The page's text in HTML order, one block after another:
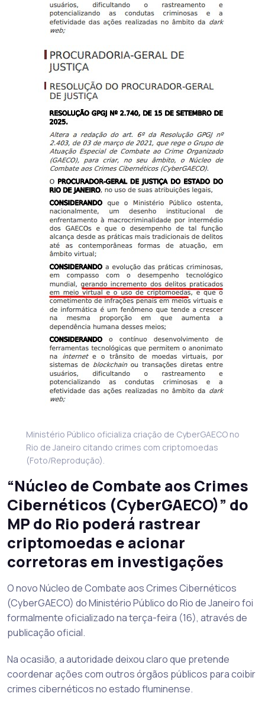
Ministério Público oficializa criação de CyberGAECO no
Rio de Janeiro citando crimes com criptomoedas
(Foto/Reprodução).
“Núcleo de Combate aos Crimes
Cibernéticos (CyberGAECO)” do
MP do Rio poderá rastrear
criptomoedas e acionar
corretoras em investigações
O novo Núcleo de Combate aos Crimes Cibernéticos
(CyberGAECO) do Ministério Público do Rio de Janeiro foi
formalmente oficializado na terça-feira (16), através de
publicação oficial.
Na ocasião, a autoridade deixou claro que pretende
coordenar ações com outros órgãos públicos para coibir
crimes cibernéticos no estado fluminense.